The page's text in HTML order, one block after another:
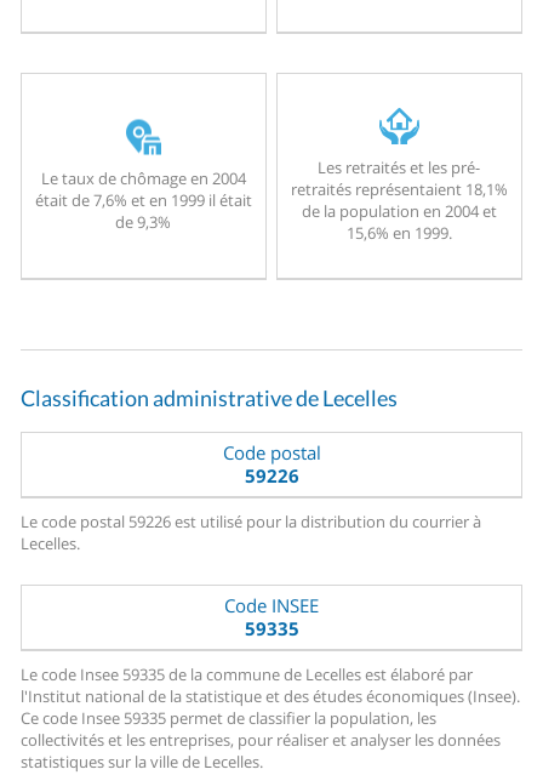
Le taux de chômage en 2004
était de 7,6% et en 1999 il était
de 9,3%
Les retraités et les pré-
retraités représentaient 18,1%
de la population en 2004 et
15,6% en 1999.
Classification administrative de Lecelles
Code postal
59226
Le code postal 59226 est utilisé pour la distribution du courrier à
Lecelles.
Code INSEE
59335
Le code Insee 59335 de la commune de Lecelles est élaboré par
l'Institut national de la statistique et des études économiques (Insee).
Ce code Insee 59335 permet de classifier la population, les
collectivités et les entreprises, pour réaliser et analyser les données
statistiques sur la ville de Lecelles.